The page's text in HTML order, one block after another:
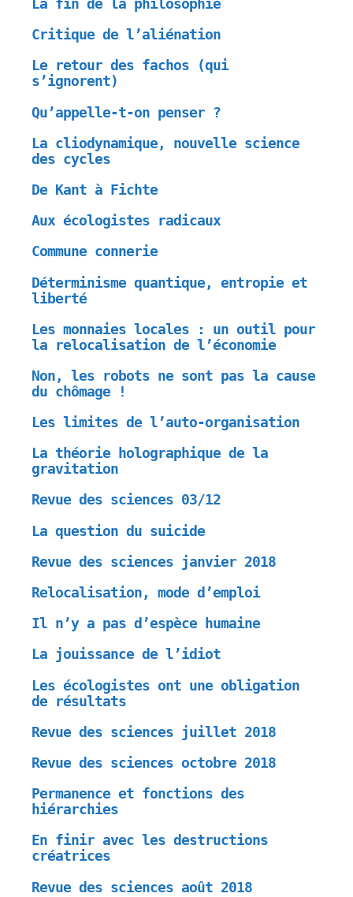
La fin de la philosophie
Critique de l’aliénation
Le retour des fachos (qui
s’ignorent)
Qu’appelle-t-on penser ?
La cliodynamique, nouvelle science
des cycles
De Kant à Fichte
Aux écologistes radicaux
Commune connerie
Déterminisme quantique, entropie et
liberté
Les monnaies locales : un outil pour
la relocalisation de l’économie
Non, les robots ne sont pas la cause
du chômage !
Les limites de l’auto-organisation
La théorie holographique de la
gravitation
Revue des sciences 03/12
La question du suicide
Revue des sciences janvier 2018
Relocalisation, mode d’emploi
Il n’y a pas d’espèce humaine
La jouissance de l’idiot
Les écologistes ont une obligation
de résultats
Revue des sciences juillet 2018
Revue des sciences octobre 2018
Permanence et fonctions des
hiérarchies
En finir avec les destructions
créatrices
Revue des sciences août 2018